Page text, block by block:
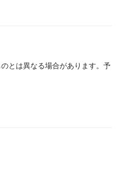
とは異なる場合があります。予